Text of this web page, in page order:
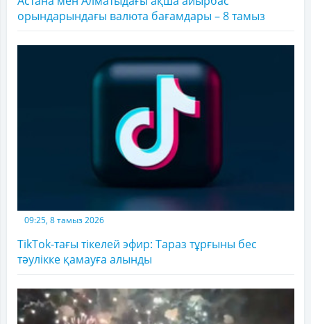
орындарындағы валюта бағамдары – 8 тамыз
09:25, 8 тамыз 2026
TikTok-тағы тікелей эфир: Тараз тұрғыны бес
тәулікке қамауға алынды